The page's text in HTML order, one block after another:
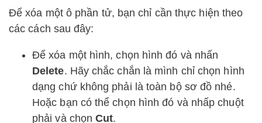
Để xóa một ô phần tử, bạn chỉ cần thực hiện theo
các cách sau đây:
Để xóa một hình, chọn hình đó và nhấn
Delete. Hãy chắc chắn là mình chỉ chọn hình
dạng chứ không phải là toàn bộ sơ đồ nhé.
Hoặc bạn có thể chọn hình đó và nhấp chuột
phải và chọnCut.